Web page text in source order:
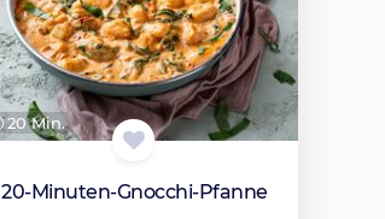
20 Min.
20-Minuten-Gnocchi-Pfanne